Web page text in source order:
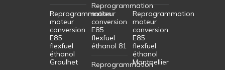
Reprogrammation
moteur
conversion
E85
flexfuel
éthanol
Graulhet
Reprogrammation
moteur
conversion
E85
flexfuel
éthanol 81
Reprogrammation
Reprogrammation
moteur
conversion
E85
flexfuel
éthanol
Montpellier